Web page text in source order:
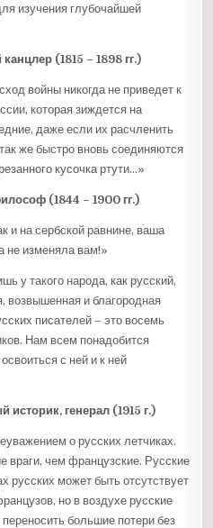
изучения глубочайшей
(1815 – 1898 гг.)
войны никогда не приведет к
которая зиждется на
даже если их расчленить
же быстро вновь соединяются
кусочка ртути…»
(1844 – 1900 гг.)
и на сербской равнине, ваша
не изменяла вам!»
у такого народа, как русский,
возвышенная и благородная
писателей – это восемь
Нам всем понадобится
с ней и к ней
генерал (1915 г.)
о русских летчиках.
враги, чем французские. Русские
русских может быть отсутствует
но в воздухе русские
большие потери без